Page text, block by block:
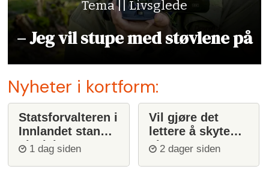
Tema || Livsglede
– Jeg vil stupe med støvlene på
Nyheter i kortform:
Statsforvalteren i
Innlandet stanser
ulvejakt
1 dag siden
Vil gjøre det
lettere å skyte
ulv2 dager siden